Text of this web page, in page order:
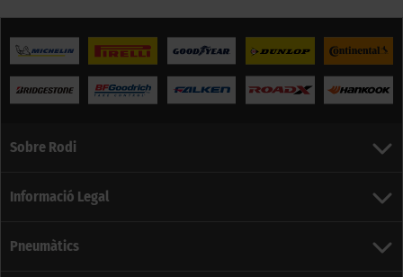
Sobre Rodi
Informació Legal
Pneumàtics